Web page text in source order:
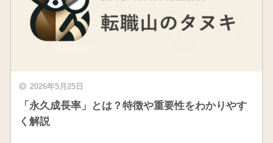
2026年5月25日
「永久成長率」とは？特徴や重要性をわかりやす
く解説